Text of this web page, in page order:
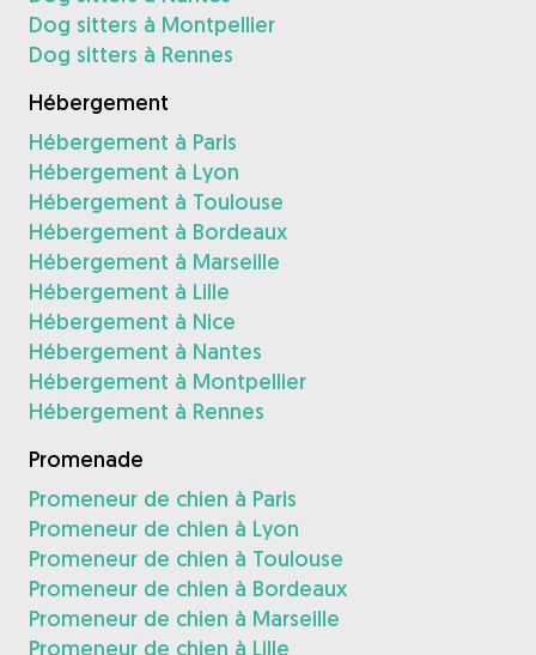
Dog sitters à Montpellier
Dog sitters à Rennes
Hébergement
Hébergement à Paris
Hébergement à Lyon
Hébergement à Toulouse
Hébergement à Bordeaux
Hébergement à Marseille
Hébergement à Lille
Hébergement à Nice
Hébergement à Nantes
Hébergement à Montpellier
Hébergement à Rennes
Promenade
Promeneur de chien à Paris
Promeneur de chien à Lyon
Promeneur de chien à Toulouse
Promeneur de chien à Bordeaux
Promeneur de chien à Marseille
Promeneur de chien à Lille